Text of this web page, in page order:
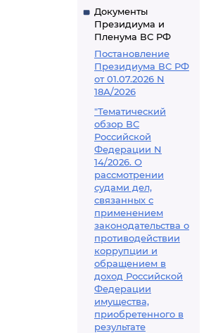
Документы
Президиума и
Пленума ВС РФ
Постановление
Президиума ВС РФ
от 01.07.2026 N
18А/2026
"Тематический
обзор ВС
Российской
Федерации N
14/2026. О
рассмотрении
судами дел,
связанных с
применением
законодательства о
противодействии
коррупции и
обращением в
доход Российской
Федерации
имущества,
приобретенного в
результате